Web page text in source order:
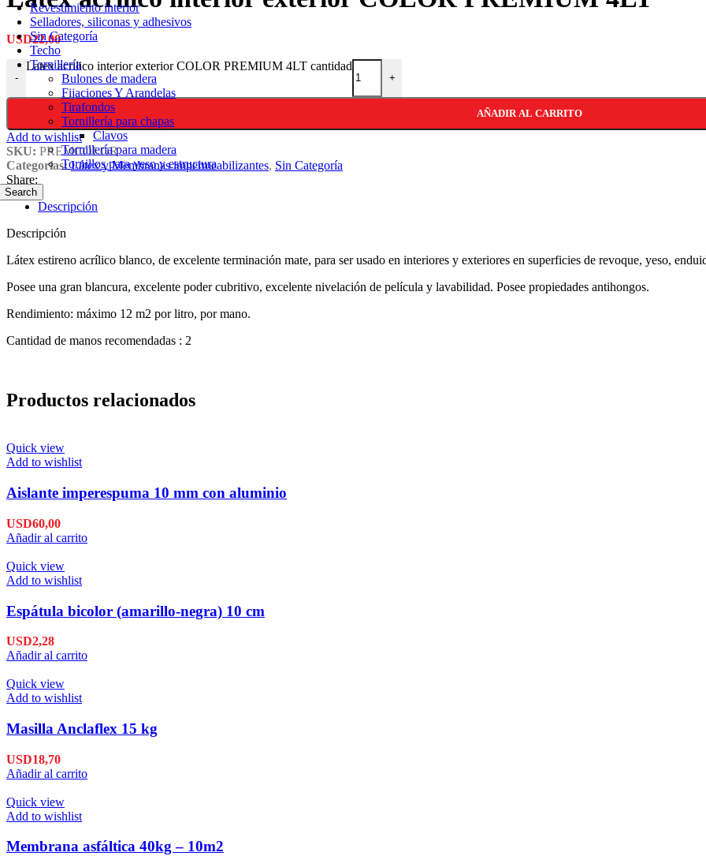
Revestimiento interior
Selladores, siliconas y adhesivos
Sin Categoría
Techo
Tornillería
Bulones de madera
Fijaciones Y Arandelas
Tirafondos
Tornillería para chapas
Clavos
Tornillería para madera
Tornillos para yeso y estructura
Search
USD22,00
-
Latex acrilico interior exterior COLOR PREMIUM 4LT cantidad
+
AÑADIR AL CARRITO
Add to wishlist
SKU: PREMCOLOR
Categorías: Látex y Membranas impermeabilizantes, Sin Categoría
Share:
Descripción
Descripción
Látex estireno acrílico blanco, de excelente terminación mate, para ser usado en interiores y exteriores en superficies de revoque, yeso,
Posee una gran blancura, excelente poder cubritivo, excelente nivelación de película y lavabilidad. Posee propiedades antihongos.
Rendimiento: máximo 12 m2 por litro, por mano.
Cantidad de manos recomendadas : 2
Productos relacionados
Quick view
Add to wishlist
Aislante imperespuma 10 mm con aluminio
USD60,00
Añadir al carrito
Quick view
Add to wishlist
Espátula bicolor (amarillo-negra) 10 cm
USD2,28
Añadir al carrito
Quick view
Add to wishlist
Masilla Anclaflex 15 kg
USD18,70
Añadir al carrito
Quick view
Add to wishlist
Membrana asfáltica 40kg – 10m2